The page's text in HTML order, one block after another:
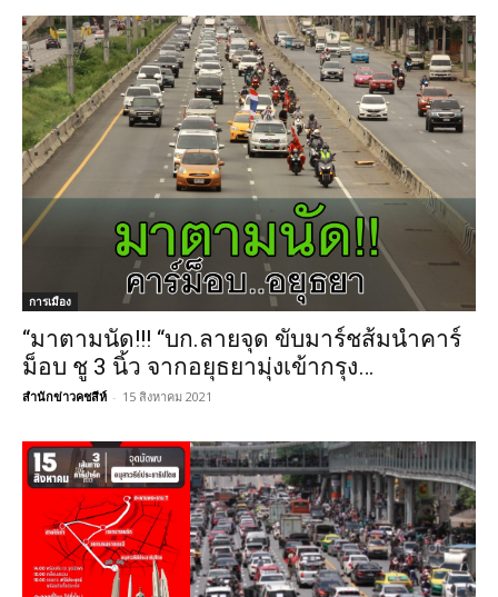
การเมือง
“มาตามนัด!!! “บก.ลายจุด ขับมาร์ชส้มนำคาร์
ม็อบ ชู 3 นิ้ว จากอยุธยามุ่งเข้ากรุง…
สำนักข่าวคชสีห์ - 15 สิงหาคม 2021